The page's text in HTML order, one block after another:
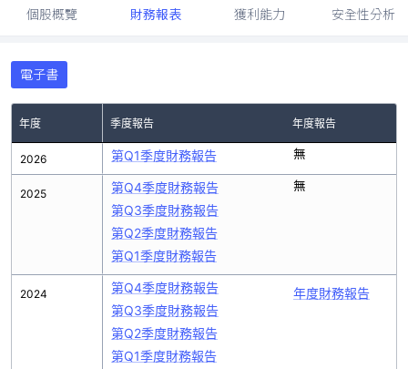
個股概覽 財務報表 獲利能力 安全性分析
電子書
年度 季度報告 年度報告
2026
2025
2024
第Q1季度財務報告 無
第Q4季度財務報告
第Q3季度財務報告
第Q2季度財務報告
第Q1季度財務報告
無
第Q4季度財務報告
第Q3季度財務報告
第Q2季度財務報告
第Q1季度財務報告
年度財務報告